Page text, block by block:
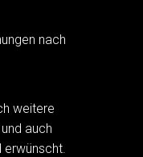
nach
weitere
auch
erwünscht.